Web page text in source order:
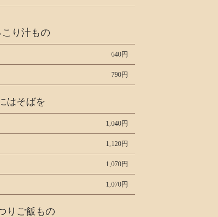
こり汁もの
640円
790円
はそばを
1,040円
1,120円
1,070円
1,070円
りご飯もの